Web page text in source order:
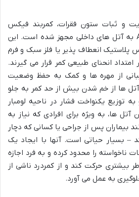
و ثبات ستون فقرات، کمربند فیکس
کننده دیسک تینور A-29 به آتل های داخلی مجهز شده است. این
پلاستیک انعطاف پذیر یا فلز سبک و فرم
انحنای طبیعی کمر قرار می گیرند.
از مهره ها و کمک به حفظ وضعیت
ها از خم شدن بیش از حد کمر به جلو
توزیع یکنواخت فشار در ناحیه لومبار
ها، به ویژه برای افرادی که نیاز به
بیماران پس از جراحی یا کسانی که دچار
بسیار حیاتی است. آنها با ایجاد یک
ناخواسته را محدود کرده و به فرد اجازه
بیشتری حرکت کند و از کمردرد ناشی از
به عمل می آورد.